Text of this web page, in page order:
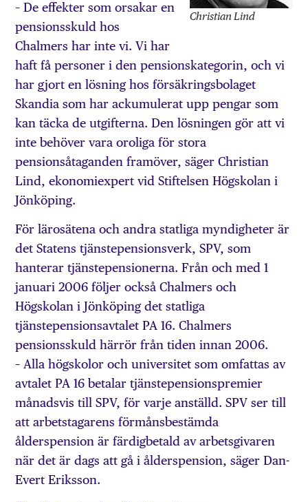
Christian Lind
– De effekter som orsakar en
pensionsskuld hos
Chalmers har inte vi. Vi har
haft få personer i den pensionskategorin, och vi
har gjort en lösning hos försäkringsbolaget
Skandia som har ackumulerat upp pengar som
kan täcka de utgifterna. Den lösningen gör att vi
inte behöver vara oroliga för stora
pensionsåtaganden framöver, säger Christian
Lind, ekonomiexpert vid Stiftelsen Högskolan i
Jönköping.
För lärosätena och andra statliga myndigheter är
det Statens tjänstepensionsverk, SPV, som
hanterar tjänstepensionerna. Från och med 1
januari 2006 följer också Chalmers och
Högskolan i Jönköping det statliga
tjänstepensionsavtalet PA 16. Chalmers
pensionsskuld härrör från tiden innan 2006.
– Alla högskolor och universitet som omfattas av
avtalet PA 16 betalar tjänstepensionspremier
månadsvis till SPV, för varje anställd. SPV ser till
att arbetstagarens förmånsbestämda
ålderspension är färdigbetald av arbetsgivaren
när det är dags att gå i ålderspension, säger Dan-
Evert Eriksson.